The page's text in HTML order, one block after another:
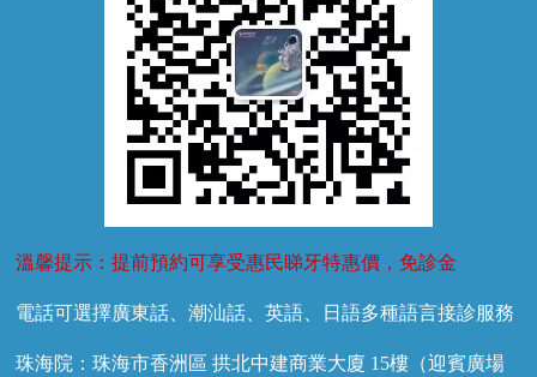
溫馨提示：提前預約可享受惠民睇牙特惠價，免診金
電話可選擇廣東話、潮汕話、英語、日語多種語言接診服務
珠海院：珠海市香洲區 拱北中建商業大廈 15樓（迎賓廣場